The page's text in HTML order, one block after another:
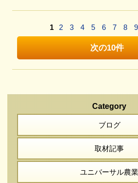
1 2 3 4 5 6 7 8 9
次の10件
Category
ブログ
取材記事
ユニバーサル農業